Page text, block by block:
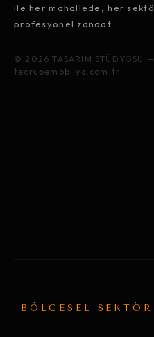
ile her mahallede, her
profesyonel zanaat.
© 2026 TASARIM STÜDYOSU —
tecrubemobilya.com.tr
BÖLGESEL